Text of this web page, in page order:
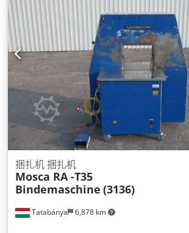
Tatabánya 6,878 km
捆扎机 捆扎机
Mosca RA -T35
Bindemaschine (3136)